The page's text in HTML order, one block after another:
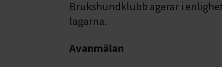
Brukshundklubb agerar i
lagarna.
Avanmälan